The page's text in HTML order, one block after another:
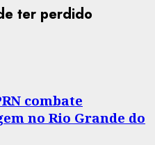
ter perdido
combate
no Rio Grande do